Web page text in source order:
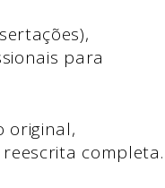
para
original,
completa.